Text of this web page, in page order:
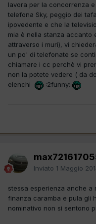
lavora per la concorrenza
telefona Sky, peggio dei
ipovedente e che la
mia è nella stanza accanto
attraverso i muri), vi
un po' di telefonate se
chiamare i cc perchè vi
non la potete vedere ( da
elenchi
:2funny:
Inviato 1 Maggio
stessa esperienza anche a
finanza caramba e pula gli
nominativo non si sentono